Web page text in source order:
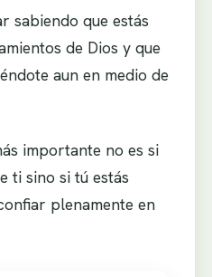
sabiendo que estás
de Dios y que
aun en medio de
importante no es si
ti sino si tú estás
plenamente en